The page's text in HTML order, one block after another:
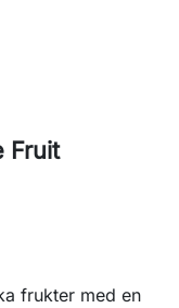
Fruit
frukter med en